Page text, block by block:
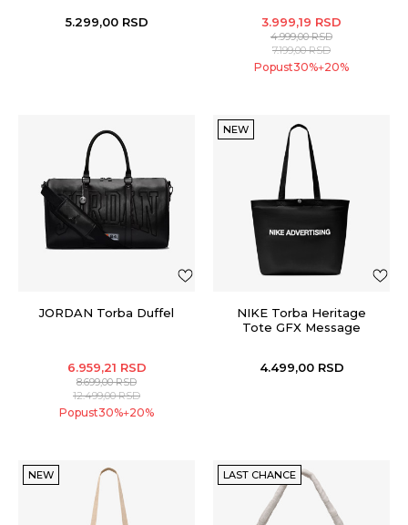
5.299,00 RSD 3.999,19 RSD
4.999,00RSD
7.199,00RSD
Popust30%+20%
JORDAN Torba Duffel
6.959,21 RSD
8.699,00RSD
12.499,00RSD
Popust30%+20%
NEW
NIKE Torba Heritage
Tote GFX Message
4.499,00 RSD
NEW LAST CHANCE